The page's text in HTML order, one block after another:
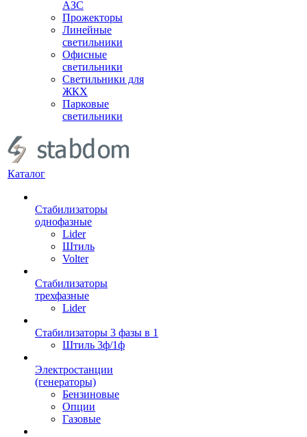
АЗС
Прожекторы
Линейные
светильники
Офисные
светильники
Светильники для
ЖКХ
Парковые
светильники
Каталог
Стабилизаторы
однофазные
Lider
Штиль
Volter
Стабилизаторы
трехфазные
Lider
Стабилизаторы 3 фазы в 1
Штиль 3ф/1ф
Электростанции
(генераторы)
Бензиновые
Опции
Газовые